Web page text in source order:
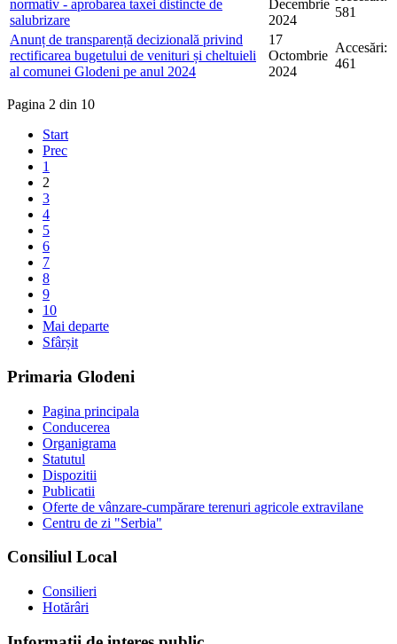
normativ - aprobarea taxei distincte de
salubrizare
Decembrie
2024
581
Anunț de transparență decizională privind
rectificarea bugetului de venituri și cheltuieli
al comunei Glodeni pe anul 2024
17
Octombrie
2024
Accesări:
461
Pagina 2 din 10
Start
Prec
1
2
3
4
5
6
7
8
9
10
Mai departe
Sfârșit
Primaria Glodeni
Pagina principala
Conducerea
Organigrama
Statutul
Dispozitii
Publicatii
Oferte de vânzare-cumpărare terenuri agricole extravilane
Centru de zi "Serbia"
Consiliul Local
Consilieri
Hotărâri